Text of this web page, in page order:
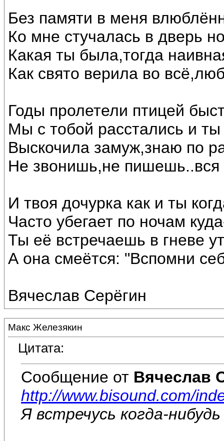
Без памяти в меня
Ко мне стучалась в дверь
Какая ты была,тогда
Как свято верила во
Годы пролетели птицей
Мы с тобой расстались и
Выскочила замуж,знаю по
Не звонишь,не пишешь..вся
И твоя дочурка как и ты
Часто убегает по ночам
Ты её встречаешь в гневе
А она смеётся: "Вспомни
Вячеслав Серёгин
Макс Железякин
Цитата:
Сообщение от Вячеслав
http://www.bisound.com/
Я встречусь когда-